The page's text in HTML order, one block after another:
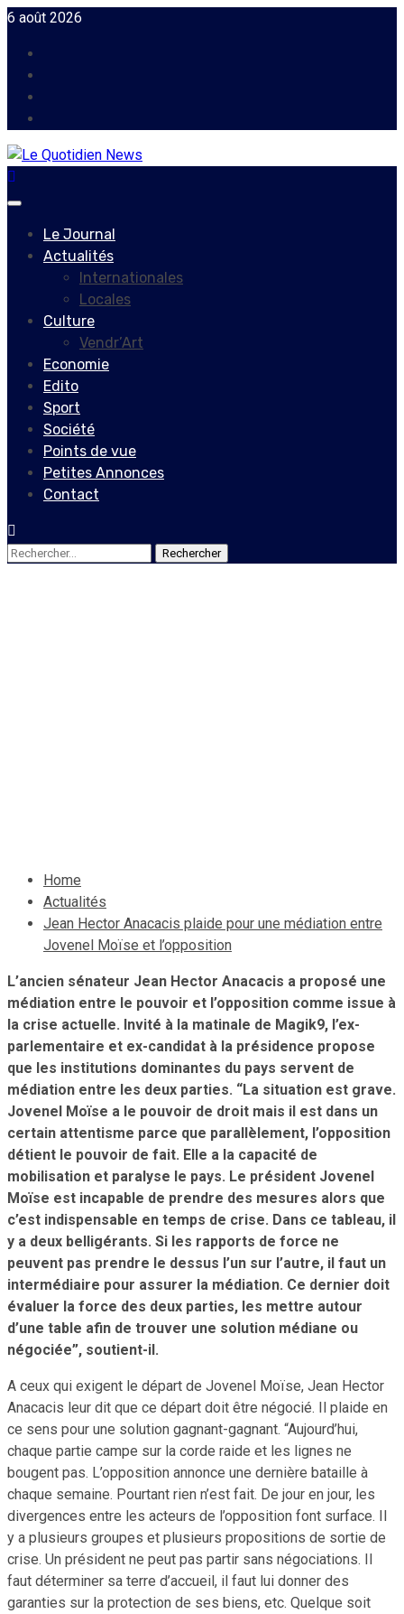
Skip
content
6 août 2026
Primary
Le Journal
Actualités
Internationales
Locales
Culture
Vendr’Art
Economie
Edito
Sport
Société
Points de vue
Petites Annonces
Contact
Rechercher :
Home
Actualités
Jean Hector Anacacis plaide pour une médiation entre
Jovenel Moïse et l’opposition
L’ancien sénateur Jean Hector Anacacis a proposé une
médiation entre le pouvoir et l’opposition comme issue à
la crise actuelle. Invité à la matinale de Magik9, l’ex-
parlementaire et ex-candidat à la présidence propose
que les institutions dominantes du pays servent de
médiation entre les deux parties. “La situation est grave.
Jovenel Moïse a le pouvoir de droit mais il est dans un
certain attentisme parce que parallèlement, l’opposition
détient le pouvoir de fait. Elle a la capacité de
mobilisation et paralyse le pays. Le président Jovenel
Moïse est incapable de prendre des mesures alors que
c’est indispensable en temps de crise. Dans ce tableau, il
y a deux belligérants. Si les rapports de force ne
peuvent pas prendre le dessus l’un sur l’autre, il faut un
intermédiaire pour assurer la médiation. Ce dernier doit
évaluer la force des deux parties, les mettre autour
d’une table afin de trouver une solution médiane ou
négociée”, soutient-il.
A ceux qui exigent le départ de Jovenel Moïse, Jean Hector
Anacacis leur dit que ce départ doit être négocié. Il plaide en
ce sens pour une solution gagnant-gagnant. “Aujourd’hui,
chaque partie campe sur la corde raide et les lignes ne
bougent pas. L’opposition annonce une dernière bataille à
chaque semaine. Pourtant rien n’est fait. De jour en jour, les
divergences entre les acteurs de l’opposition font surface. Il
y a plusieurs groupes et plusieurs propositions de sortie de
crise. Un président ne peut pas partir sans négociations. Il
faut déterminer sa terre d’accueil, il faut lui donner des
garanties sur la protection de ses biens, etc. Quelque soit